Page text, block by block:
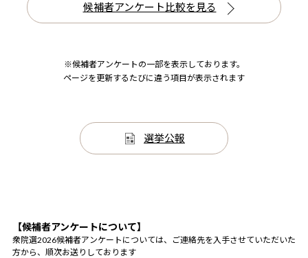
候補者アンケート比較を見る
※候補者アンケートの一部を表示しております。
ページを更新するたびに違う項目が表示されます
選挙公報
【候補者アンケートについて】
衆院選2026候補者アンケートについては、ご連絡先を入手させていただいた
方から、順次お送りしております